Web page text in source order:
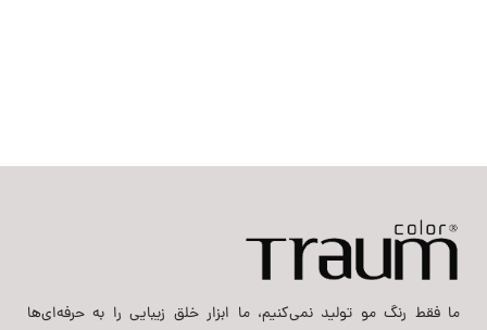
ما فقط رنگ مو تولید نمی‌کنیم، ما ابزار خلق زیبایی را به حرفه‌ای‌ها